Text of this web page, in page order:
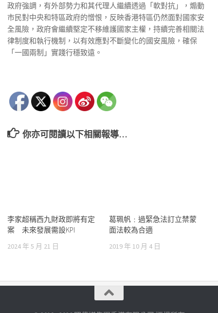
政府強調，有外部勢力和其代理人繼續透過「軟對抗」，煽動
市民對中央和特區政府的憎恨，反映香港特區仍然面對國家安
全風險，政府會繼續堅定不移維護國家主權，持續完善相關法
律制度和執行機制，以有效應對不斷變化的國安風險，確保
「一國兩制」實踐行穩致遠。
你亦可閱讀以下相關報導…
李家超稱西九財政即將有定
案 未來發展需設KPI
2024 年 5 月 21 日
葛珮帆﹕過緊急法訂立禁蒙
面法較為合適
2019 年 10 月 4 日